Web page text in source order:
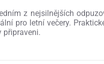
z nejsilnějších
pro letní večery.
připraveni.